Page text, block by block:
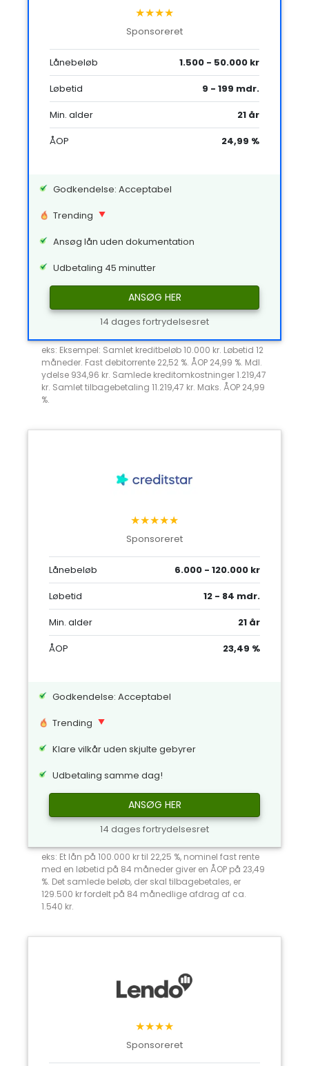
★★★★
Sponsoreret
Lånebeløb
1.500 - 50.000 kr
Løbetid
9 - 199 mdr.
Min. alder
21 år
ÅOP
24,99 %
Godkendelse: Acceptabel
Trending
Ansøg lån uden dokumentation
Udbetaling 45 minutter
ANSØG HER
14 dages fortrydelsesret
eks: Eksempel: Samlet kreditbeløb 10.000 kr. Løbetid 12
måneder. Fast debitorrente 22,52 %. ÅOP 24,99 %. Mdl.
ydelse 934,96 kr. Samlede kreditomkostninger 1.219,47
kr. Samlet tilbagebetaling 11.219,47 kr. Maks. ÅOP 24,99
%.
★★★★★
Sponsoreret
Lånebeløb
6.000 - 120.000 kr
Løbetid
12 - 84 mdr.
Min. alder
21 år
ÅOP
23,49 %
Godkendelse: Acceptabel
Trending
Klare vilkår uden skjulte gebyrer
Udbetaling samme dag!
ANSØG HER
14 dages fortrydelsesret
eks: Et lån på 100.000 kr til 22,25 %, nominel fast rente
med en løbetid på 84 måneder giver en ÅOP på 23,49
%. Det samlede beløb, der skal tilbagebetales, er
129.500 kr fordelt på 84 månedlige afdrag af ca.
1.540 kr.
★★★★
Sponsoreret